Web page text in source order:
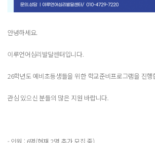
안녕하세요.
이루언어심리발달센터입니다.
26학년도 예비초등생들을 위한 학교준비프로그램을 진행
관심 있으신 분들의 많은 지원 바랍니다.